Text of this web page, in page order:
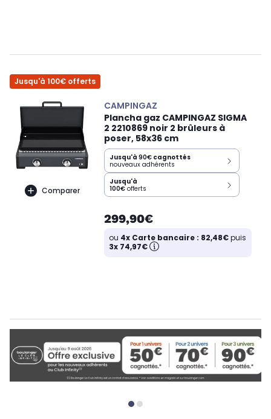
Jusqu'à 100€ offerts
Comparer
CAMPINGAZ
Plancha gaz CAMPINGAZ SIGMA
2 2210869 noir 2 brûleurs à
poser, 58x36 cm
Jusqu'à 90€ cagnottés
nouveaux adhérents
Jusqu'à
100€ offerts
299,90€
ou 4x Carte bancaire : 82,48€puis
3x 74,97€